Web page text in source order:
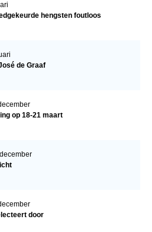
hengsten foutloos
de Graaf
op 18-21 maart
door